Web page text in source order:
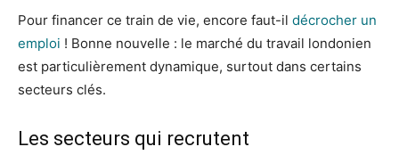
Pour financer ce train de vie, encore faut-il décrocher un
emploi ! Bonne nouvelle : le marché du travail londonien
est particulièrement dynamique, surtout dans certains
secteurs clés.
Les secteurs qui recrutent